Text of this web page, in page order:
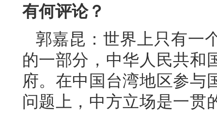
有何评论？
郭嘉昆：世界上只有一
的一部分，中华人民共和
府。在中国台湾地区参与
问题上，中方立场是一贯